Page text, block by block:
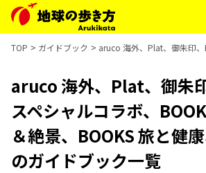
TOP ガイドブック aruco 海外、Plat、御朱印
aruco 海外、Plat、御朱
スペシャルコラボ、
＆絶景、BOOKS 旅と健
のガイドブック一覧